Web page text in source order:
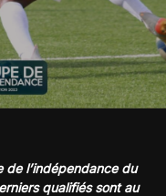
de l’indépendance du
qualifiés sont au